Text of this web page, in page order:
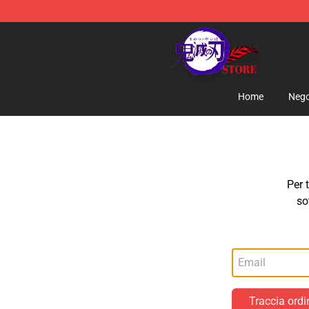
Kimetsu no Yaiba Store - Official Kimetsu no Yaiba
Home
Per
Traccia